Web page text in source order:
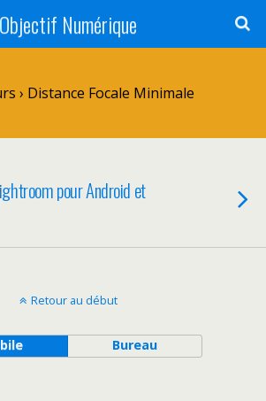
Objectif Numérique
› Distance Focale Minimale
pour Android et
Retour au début
Bureau